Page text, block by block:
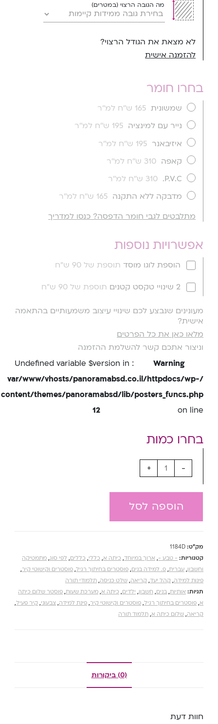
מה הגובה הרצוי (במטרים)
לא מצאת את הגודל הרצוי?
להזמנה אישית
בחרו חומר
שמשונית 165 ש''ח למ''ר
נייר עם למינציה 195 ש''ח למ''ר
איזיבאנר 195 ש''ח למ''ר
קאפה 310 ש''ח למ''ר
P.V.C.
310 ש''ח למ''ר
מדבקה ללא התקנה 165 ש''ח למ''ר
מתלבטים לגבי חומר הדפסה? כנסו למדריך
אפשרויות נוספות
הוספת לוגו מוסד תוספת של 90 ש"ח
2 שינויי טקסט קטנים תוספת של 90 ש"ח
מעונינים שנבצע לכם שינויי עיצוב משמעותיים בהתאמה
אישית?
מלאו כאן את כל הפרטים
וניצור אתכם קשר להשלמת ההזמנה
Warning
: Undefined variable $version in
/var/www/vhosts/panoramabsd.co.il/httpdocs/wp-
content/themes/panoramabsd/lib/posters_funcs.php
on line
12
-
+
הוספה לסל
מק"ט: 1184D
קטגוריות: - טבע -, ארוך במיוחד, כיתה א, כללי, כללים, לפי סוג, מתמטיקה
וחשבון, עברית, פ. למידה בנים, פוסטרים בחיתוך רגיל, פוסטרים וקישוטי קיר,
פינות למידה, קהל יעד, קריאה, שלט כניסה, תלמודי תורה
תגיות: אותיות, בנים, חשבון, ילדים, כיתה א, מערכת שעות, פוסטר שלום כיתה
א, פוסטרים בחיתוך רגיל, פוסטרים וקישוטי קיר, פינת למידה, צבעוני, קיר פעיל,
קריאה, שלום כיתה א, תלמוד תורה
(0) ביקורות
חוות דעת